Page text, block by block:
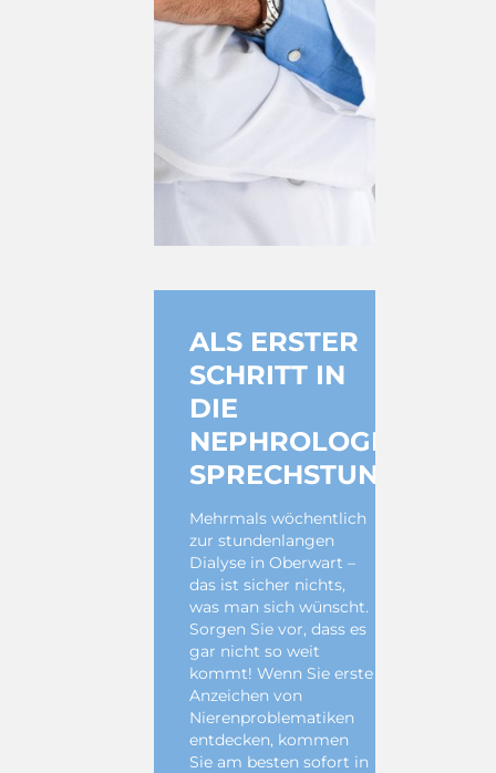
ALS ERSTER
SCHRITT IN
DIE
NEPHROLOGISCHE
SPRECHSTUNDE
Mehrmals wöchentlich
zur stundenlangen
Dialyse in Oberwart –
das ist sicher nichts,
was man sich wünscht.
Sorgen Sie vor, dass es
gar nicht so weit
kommt! Wenn Sie erste
Anzeichen von
Nierenproblematiken
entdecken, kommen
Sie am besten sofort in